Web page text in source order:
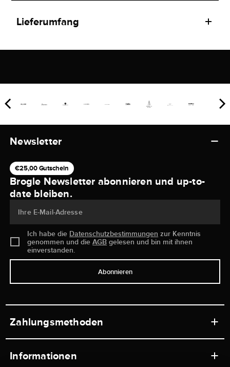
Lieferumfang
Newsletter
€25,00 Gutschein
Brogle Newsletter abonnieren und up-to-
date bleiben.
Ihre E-Mail-Adresse
Ich habe die Datenschutzbestimmungen zur Kenntnis
genommen und dieAGB gelesen und bin mit ihnen
einverstanden.
Abonnieren
Zahlungsmethoden
Informationen